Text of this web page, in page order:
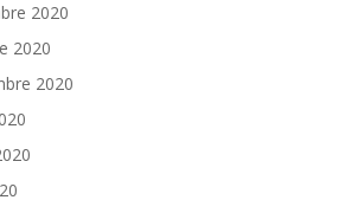
2020
2020
2020